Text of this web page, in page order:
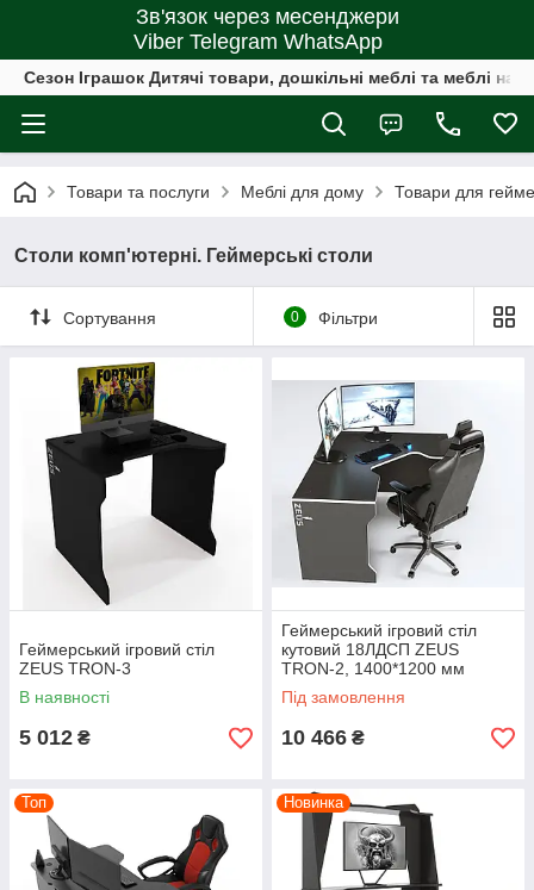
Зв'язок через месенджери
Viber Telegram WhatsApp
Сезон Іграшок Дитячі товари, дошкільні меблі та меблі на
Товари та послуги Меблі для дому Товари для
Столи комп'ютерні. Геймерські столи
Сортування 0 Фільтри
Геймерський ігровий стіл
ZEUS TRON-3
В наявності
5 012 ₴
Геймерський ігровий стіл
кутовий 18ЛДСП ZEUS
TRON-2, 1400*1200 мм
Під замовлення
10 466 ₴
Топ Новинка